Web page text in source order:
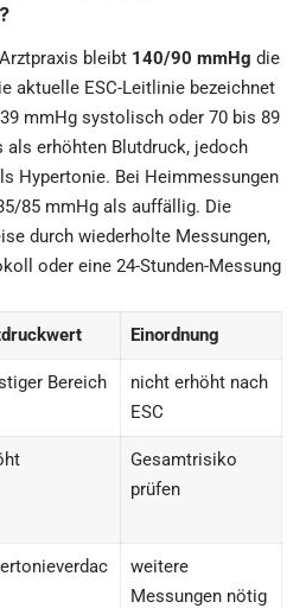
bleibt 140/90 mmHg die
aktuelle ESC-Leitlinie bezeichnet
mmHg systolisch oder 70 bis 89
erhöhten Blutdruck, jedoch
Hypertonie. Bei Heimmessungen
85 mmHg als auffällig. Die
durch wiederholte Messungen,
oder eine 24-Stunden-Messung
Einordnung
Bereich
nicht erhöht nach
ESC
Gesamtrisiko
prüfen
weitere
Messungen nötig